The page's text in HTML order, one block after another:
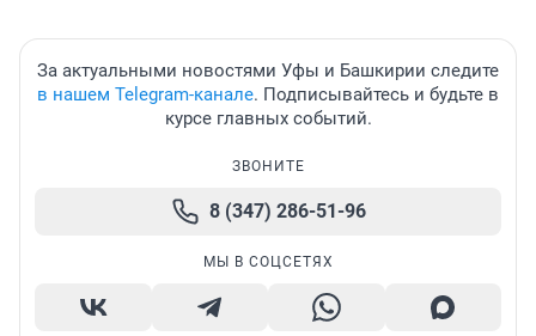
За актуальными новостями Уфы и Башкирии следите
в нашем Telegram-канале. Подписывайтесь и будьте в
курсе главных событий.
ЗВОНИТЕ
8 (347) 286-51-96
МЫ В СОЦСЕТЯХ